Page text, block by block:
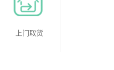
上门取货